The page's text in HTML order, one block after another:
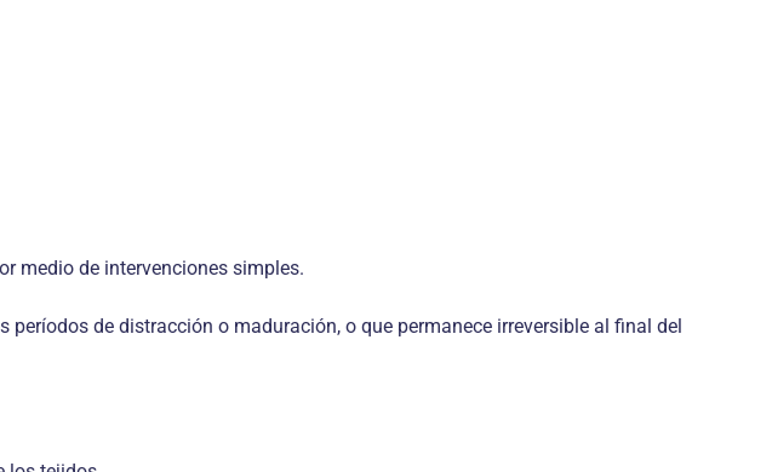
medio de intervenciones simples.
de distracción o maduración, o que permanece irreversible al final del